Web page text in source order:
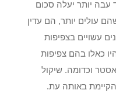
עבה יותר יעלה סכום
עולים יותר, הם עדין
עשויים בצפיפות
כאלו בהם צפיפות
וכדומה. שיקול
באותה עת.